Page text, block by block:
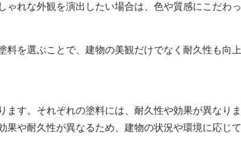
れな外観を演出したい場合は、色や質感にこだわっ
料を選ぶことで、建物の美観だけでなく耐久性も向上
す。それぞれの塗料には、耐久性や効果が異なりま
や耐久性が異なるため、建物の状況や環境に応じて